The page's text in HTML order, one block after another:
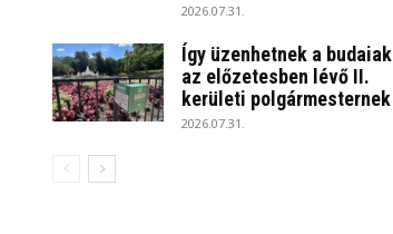
2026.07.31.
Így üzenhetnek a budaiak
az előzetesben lévő II.
kerületi polgármesternek
2026.07.31.